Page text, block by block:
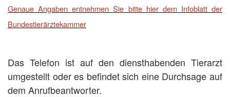
Genaue Angaben entnehmen Sie bitte hier dem Infoblatt der
Bundestierärztekammer
Das Telefon ist auf den diensthabenden Tierarzt
umgestellt oder es befindet sich eine Durchsage auf
dem Anrufbeantworter.